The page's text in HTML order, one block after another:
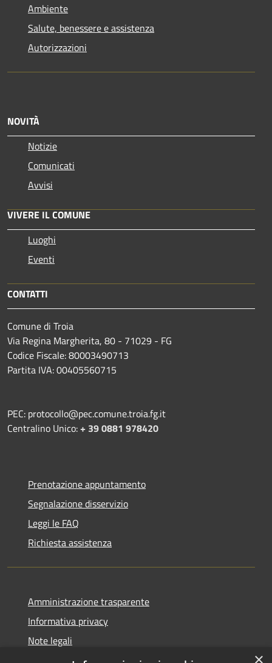
Ambiente
Salute, benessere e assistenza
Autorizzazioni
NOVITÀ
Notizie
Comunicati
Avvisi
VIVERE IL COMUNE
Luoghi
Eventi
CONTATTI
Comune di Troia
Via Regina Margherita, 80 - 71029 - FG
Codice Fiscale: 80003490713
Partita IVA: 00405560715
PEC: protocollo@pec.comune.troia.fg.it
Centralino Unico:+ 39 0881 978420
Prenotazione appuntamento
Segnalazione disservizio
Leggi le FAQ
Richiesta assistenza
Amministrazione trasparente
Informativa privacy
Note legali
Dichiarazione di accessibilità